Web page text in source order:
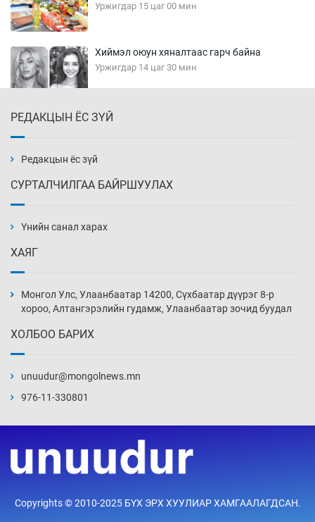
Уржигдар 15 цаг 00 мин
Хиймэл оюун хяналтаас гарч байна
Уржигдар 14 цаг 30 мин
Уржигдар 14 цаг 00 мин
нэмэгджээ
Уржигдар 13 цаг 30 мин
Уржигдар 13 цаг 00 мин
Уржигдар 12 цаг 30 мин
үйлчилж буй гэв
РЕДАКЦЫН ЁС ЗҮЙ
Редакцын ёс зүй
СУРТАЛЧИЛГАА БАЙРШУУЛАХ
Үнийн санал харах
ХАЯГ
Монгол Улс, Улаанбаатар 14200, Сүхбаатар дүүрэг 8-р
хороо, Алтангэрэлийн гудамж, Улаанбаатар зочид буудал
ХОЛБОО БАРИХ
unuudur@mongolnews.mn
976-11-330801
Copyrights © 2010-2025 БҮХ ЭРХ ХУУЛИАР ХАМГААЛАГДСАН.